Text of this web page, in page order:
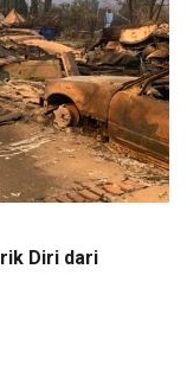
Diri dari